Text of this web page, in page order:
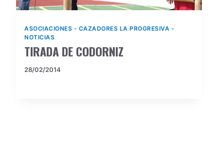
ASOCIACIONES - CAZADORES LA PROGRESIVA -
NOTICIAS
TIRADA DE CODORNIZ
28/02/2014